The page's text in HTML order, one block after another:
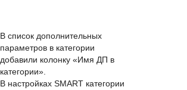
В список дополнительных
параметров в категории
добавили колонку «Имя ДП в
категории».
В настройках SMART категории